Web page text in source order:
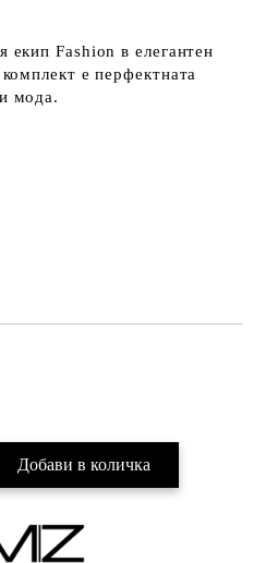
екип Fashion в елегантен
е перфектната
мода.